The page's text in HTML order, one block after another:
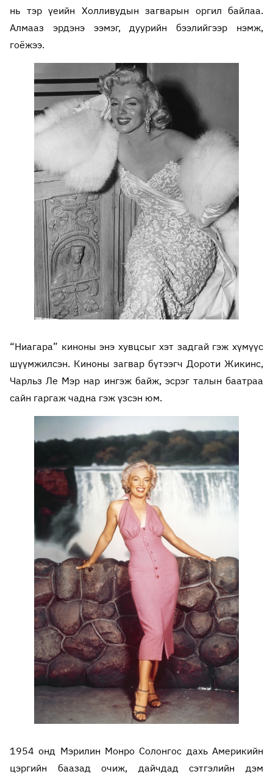
нь тэр үеийн Холливудын загварын оргил байлаа.
Алмааз эрдэнэ ээмэг, дуурийн бээлийгээр нэмж,
гоёжээ.
“Ниагара” киноны энэ хувцсыг хэт задгай гэж хүмүүс
шүүмжилсэн. Киноны загвар бүтээгч Дороти Жикинс,
Чарльз Ле Мэр нар ингэж байж, эсрэг талын баатраа
сайн гаргаж чадна гэж үзсэн юм.
1954 онд Мэрилин Монро Солонгос дахь Америкийн
цэргийн баазад очиж, дайчдад сэтгэлийн дэм